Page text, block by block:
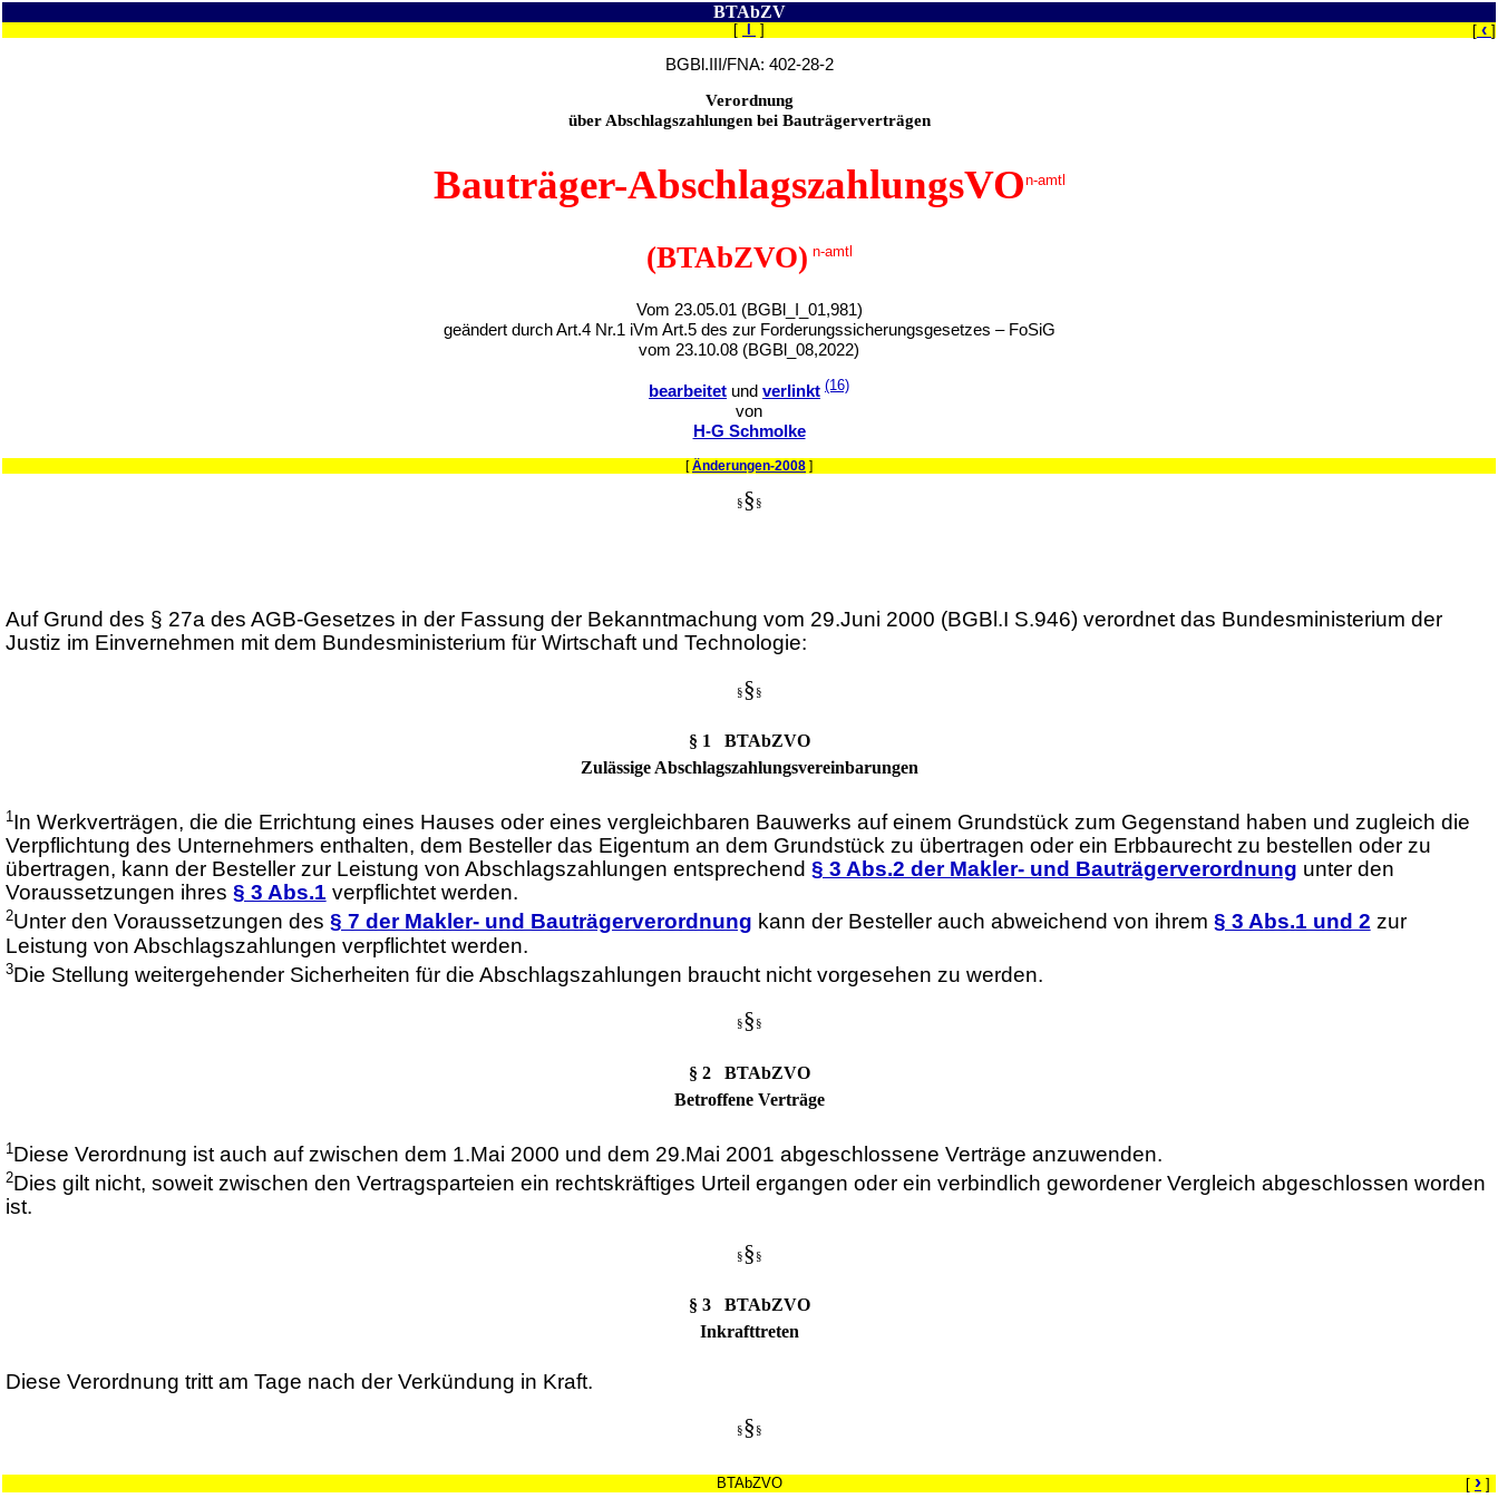
BTAbZV
[ ] [ ‹ ]
BGBl.III/FNA: 402-28-2
Verordnung
über Abschlagszahlungen bei Bauträgerverträgen
Bauträger-AbschlagszahlungsVOn-amtl
(BTAbZVO) n-amtl
Vom 23.05.01 (BGBl_I_01,981)
geändert durch Art.4 Nr.1 iVm Art.5 des zur Forderungssicherungsgesetzes – FoSiG
vom 23.10.08 (BGBl_08,2022)
bearbeitet und verlinkt (16)
von
H-G Schmolke
[Änderungen-2008 ]
§§ §
Auf Grund des § 27a des AGB-Gesetzes in der Fassung der Bekanntmachung vom 29.Juni 2000 (BGBl.I S.946) verordnet das Bundesministerium der
Justiz im Einvernehmen mit dem Bundesministerium für Wirtschaft und Technologie:
§§ §
§ 1 BTAbZVO
Zulässige Abschlagszahlungsvereinbarungen
1In Werkverträgen, die die Errichtung eines Hauses oder eines vergleichbaren Bauwerks auf einem Grundstück zum Gegenstand haben und zugleich die
Verpflichtung des Unternehmers enthalten, dem Besteller das Eigentum an dem Grundstück zu übertragen oder ein Erbbaurecht zu bestellen oder zu
übertragen, kann der Besteller zur Leistung von Abschlagszahlungen entsprechend § 3 Abs.2 der Makler- und Bauträgerverordnung unter den
Voraussetzungen ihres § 3 Abs.1 verpflichtet werden.
2Unter den Voraussetzungen des § 7 der Makler- und Bauträgerverordnung kann der Besteller auch abweichend von ihrem § 3 Abs.1 und 2 zur
Leistung von Abschlagszahlungen verpflichtet werden.
3Die Stellung weitergehender Sicherheiten für die Abschlagszahlungen braucht nicht vorgesehen zu werden.
§§ §
§ 2 BTAbZVO
Betroffene Verträge
1Diese Verordnung ist auch auf zwischen dem 1.Mai 2000 und dem 29.Mai 2001 abgeschlossene Verträge anzuwenden.
2Dies gilt nicht, soweit zwischen den Vertragsparteien ein rechtskräftiges Urteil ergangen oder ein verbindlich gewordener Vergleich abgeschlossen worden
ist.
§§ §
§ 3 BTAbZVO
Inkrafttreten
Diese Verordnung tritt am Tage nach der Verkündung in Kraft.
§§ §
BTAbZVO [ › ]